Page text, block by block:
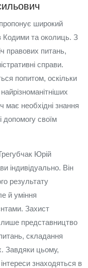
широкий
Кодими та околиць. З
правових питань,
справи.
попитом, оскільки
має необхідні знання
допомогу своїм
Юрій
індивідуально. Він
результату
й уміння
Захист
представництво
складання
Завдяки цьому,
знаходяться в